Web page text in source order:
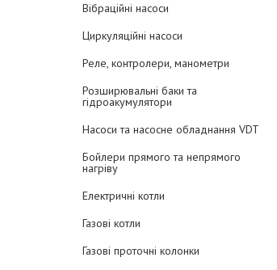
Вібраційні насоси
Циркуляційні насоси
Реле, контролери, манометри
Розширювальні баки та
гідроакумулятори
Насоси та насосне обладнання VDT
Бойлери прямого та непрямого
нагріву
Електричні котли
Газові котли
Газові проточні колонки